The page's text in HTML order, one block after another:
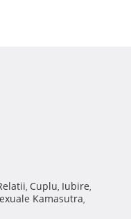
, Cuplu, Iubire,
Kamasutra,